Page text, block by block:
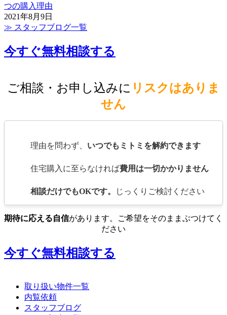
つの購入理由
2021年8月9日
≫ スタッフブログ一覧
今すぐ無料相談する
ご相談・お申し込みに リスクはありま
せん
理由を問わず、 いつでもミトミを解約できます
住宅購入に至らなければ費用は一切かかりません
相談だけでもOKです。 じっくりご検討ください
期待に応える自信があります。ご希望をそのままぶつけてく
ださい
今すぐ無料相談する
取り扱い物件一覧
内覧依頼
スタッフブログ